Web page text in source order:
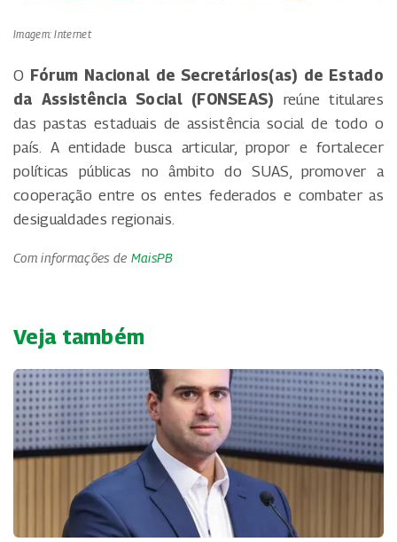
Imagem: Internet
O Fórum Nacional de Secretários(as) de Estado
da Assistência Social (FONSEAS) reúne titulares
das pastas estaduais de assistência social de todo o
país. A entidade busca articular, propor e fortalecer
políticas públicas no âmbito do SUAS, promover a
cooperação entre os entes federados e combater as
desigualdades regionais.
Com informações de MaisPB
Veja também